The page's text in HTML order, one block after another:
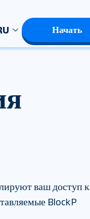
Начать
ваш доступ к
BlockP